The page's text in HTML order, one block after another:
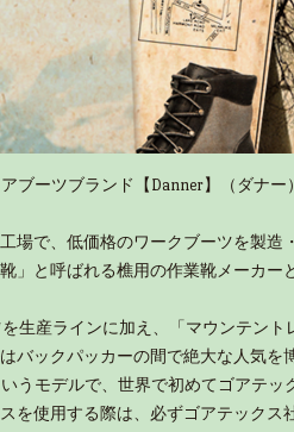
ブーツブランド【Danner】（ダナー
場で、低価格のワークブーツを製造
」と呼ばれる樵用の作業靴メーカー
生産ラインに加え、「マウンテント
バックパッカーの間で絶大な人気を
うモデルで、世界で初めてゴアテッ
を使用する際は、必ずゴアテックス